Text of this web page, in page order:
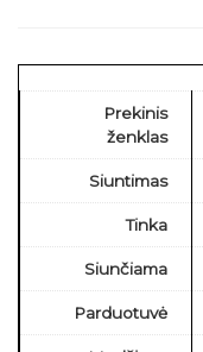
Prekinis
ženklas
Siuntimas
Tinka
Siunčiama
Parduotuvė